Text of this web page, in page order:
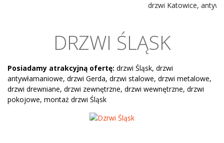
drzwi Katowice,
DRZWI ŚLĄSK
Posiadamy atrakcyjną ofertę: drzwi Śląsk, drzwi
antywłamaniowe, drzwi Gerda, drzwi stalowe, drzwi metalowe,
drzwi drewniane, drzwi zewnętrzne, drzwi wewnętrzne, drzwi
pokojowe, montaż drzwi Śląsk